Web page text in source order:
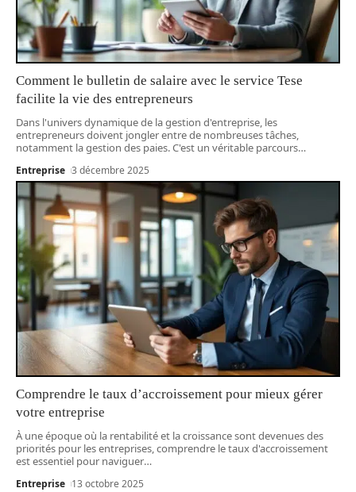
Comment le bulletin de salaire avec le service Tese
facilite la vie des entrepreneurs
Dans l'univers dynamique de la gestion d'entreprise, les
entrepreneurs doivent jongler entre de nombreuses tâches,
notamment la gestion des paies. C'est un véritable parcours…
Entreprise 3 décembre 2025
Comprendre le taux d’accroissement pour mieux gérer
votre entreprise
À une époque où la rentabilité et la croissance sont devenues des
priorités pour les entreprises, comprendre le taux d'accroissement
est essentiel pour naviguer…
Entreprise 13 octobre 2025